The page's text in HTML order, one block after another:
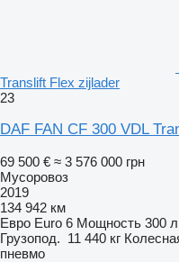
Translift Flex zijlader
23
DAF FAN CF 300 VDL
69 500 € ≈ 3 576 000 грн
Мусоровоз
2019
134 942 км
Евро Euro 6 Мощность 300
Грузопод. 11 440 кг
пневмо